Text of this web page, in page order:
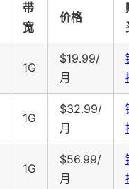
带
宽
价格
1G
$19.99/
月
1G
$32.99/
月
1G
$56.99/
月